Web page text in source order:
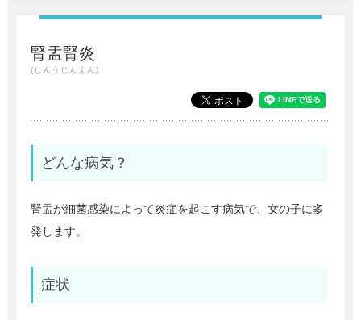
腎盂腎炎
(じんうじんえん)
どんな病気？
腎盂が細菌感染によって炎症を起こす病気で、女の子に多
発します。
症状